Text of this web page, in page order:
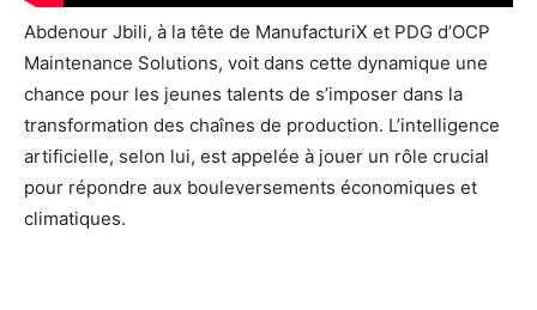
Abdenour Jbili, à la tête de ManufacturiX et PDG d’OCP
Maintenance Solutions, voit dans cette dynamique une
chance pour les jeunes talents de s’imposer dans la
transformation des chaînes de production. L’intelligence
artificielle, selon lui, est appelée à jouer un rôle crucial
pour répondre aux bouleversements économiques et
climatiques.